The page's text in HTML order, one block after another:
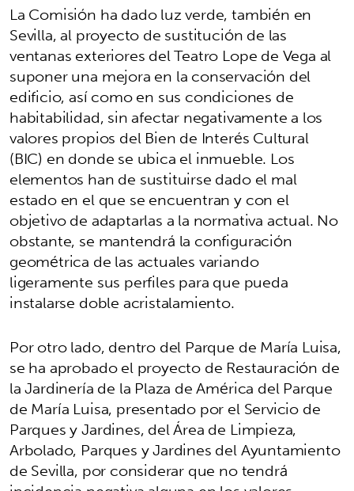
La Comisión ha dado luz verde, también en
Sevilla, al proyecto de sustitución de las
ventanas exteriores del Teatro Lope de Vega al
suponer una mejora en la conservación del
edificio, así como en sus condiciones de
habitabilidad, sin afectar negativamente a los
valores propios del Bien de Interés Cultural
(BIC) en donde se ubica el inmueble. Los
elementos han de sustituirse dado el mal
estado en el que se encuentran y con el
objetivo de adaptarlas a la normativa actual. No
obstante, se mantendrá la configuración
geométrica de las actuales variando
ligeramente sus perfiles para que pueda
instalarse doble acristalamiento.
Por otro lado, dentro del Parque de María Luisa,
se ha aprobado el proyecto de Restauración de
la Jardinería de la Plaza de América del Parque
de María Luisa, presentado por el Servicio de
Parques y Jardines, del Área de Limpieza,
Arbolado, Parques y Jardines del Ayuntamiento
de Sevilla, por considerar que no tendrá